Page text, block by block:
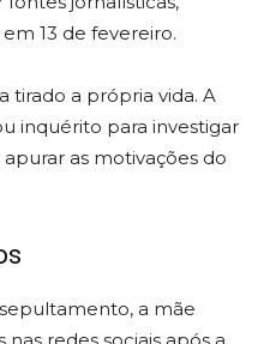
13 de fevereiro.
tirado a própria vida. A
inquérito para investigar
as motivações do
a mãe
redes sociais após a